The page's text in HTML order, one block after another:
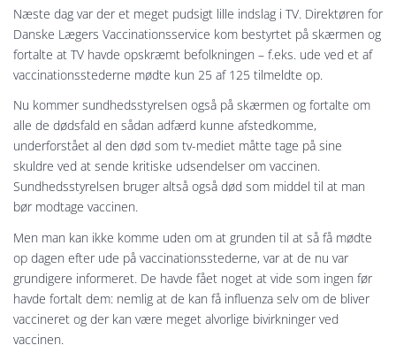
Næste dag var der et meget pudsigt lille indslag i TV. Direktøren for
Danske Lægers Vaccinationsservice kom bestyrtet på skærmen og
fortalte at TV havde opskræmt befolkningen – f.eks. ude ved et af
vaccinationsstederne mødte kun 25 af 125 tilmeldte op.
Nu kommer sundhedsstyrelsen også på skærmen og fortalte om
alle de dødsfald en sådan adfærd kunne afstedkomme,
underforstået al den død som tv-mediet måtte tage på sine
skuldre ved at sende kritiske udsendelser om vaccinen.
Sundhedsstyrelsen bruger altså også død som middel til at man
bør modtage vaccinen.
Men man kan ikke komme uden om at grunden til at så få mødte
op dagen efter ude på vaccinationsstederne, var at de nu var
grundigere informeret. De havde fået noget at vide som ingen før
havde fortalt dem: nemlig at de kan få influenza selv om de bliver
vaccineret og der kan være meget alvorlige bivirkninger ved
vaccinen.